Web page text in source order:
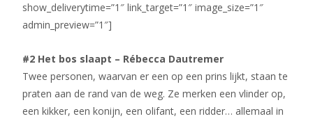
show_deliverytime=”1″ link_target=”1″ image_size=”1″
admin_preview=”1″]
#2 Het bos slaapt – Rébecca Dautremer
Twee personen, waarvan er een op een prins lijkt, staan te
praten aan de rand van de weg. Ze merken een vlinder op,
een kikker, een konijn, een olifant, een ridder… allemaal in